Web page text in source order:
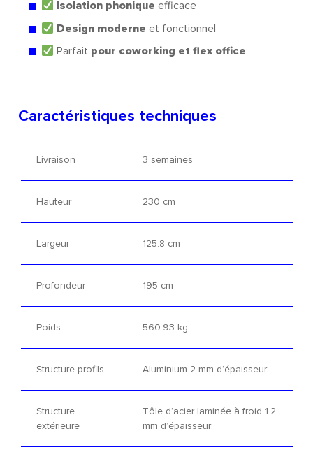
Isolation phonique efficace
Design moderne et fonctionnel
Parfait pour coworking et flex office
Caractéristiques techniques
Livraison 3 semaines
Hauteur 230 cm
Largeur 125.8 cm
Profondeur 195 cm
Poids 560.93 kg
Structure profils Aluminium 2 mm d’épaisseur
Structure
extérieure
Tôle d’acier laminée à froid 1.2
mm d’épaisseur